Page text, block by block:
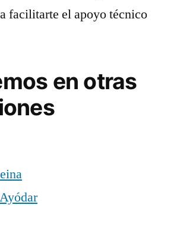
facilitarte el apoyo técnico
en otras